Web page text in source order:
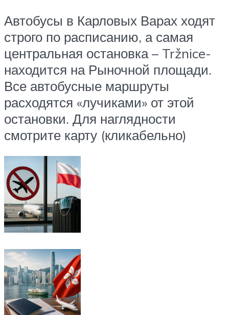
Автобусы в Карловых Варах ходят
строго по расписанию, а самая
центральная остановка – Tržnice-
находится на Рыночной площади.
Все автобусные маршруты
расходятся «лучиками» от этой
остановки. Для наглядности
смотрите карту (кликабельно)